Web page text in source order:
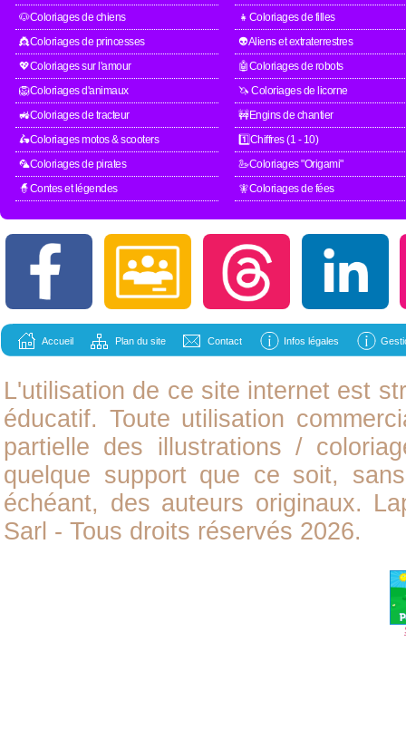
🐶Coloriages de chiens
👧Coloriages de filles
👸Coloriages de princesses
👽Aliens et extraterrestres
💖Coloriages sur l'amour
🤖Coloriages de robots
🦁Coloriages d'animaux
🦄 Coloriages de licorne
🚜Coloriages de tracteur
🚧Engins de chantier
🛵Coloriages motos & scooters
1️⃣Chiffres (1 - 10)
🦜Coloriages de pirates
🦢Coloriages "Origami"
🧙Contes et légendes
🧚Coloriages de fées
Accueil Plan du site Contact Infos légales
L'utilisation de ce site internet est
éducatif. Toute utilisation
partielle des illustrations /
quelque support que ce soit,
échéant, des auteurs originaux.
Sarl - Tous droits réservés 2026.